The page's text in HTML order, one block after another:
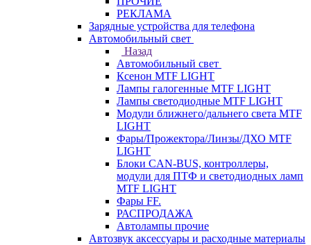
РЕКЛАМА
Зарядные устройства для телефона
Автомобильный свет
Назад
Автомобильный свет
Ксенон MTF LIGHT
Лампы галогенные MTF LIGHT
Лампы светодиодные MTF LIGHT
Модули ближнего/дальнего света MTF
LIGHT
Фары/Прожектора/Линзы/ДХО MTF
LIGHT
Блоки CAN-BUS, контроллеры,
модули для ПТФ и светодиодных ламп
MTF LIGHT
Фары FF.
РАСПРОДАЖА
Автолампы прочие
Автозвук аксессуары и расходные материалы